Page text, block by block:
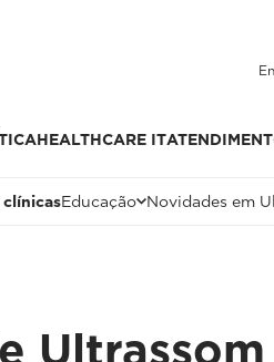
HEALTHCARE IT
clínicasEducação Novidades em
Ultrassom